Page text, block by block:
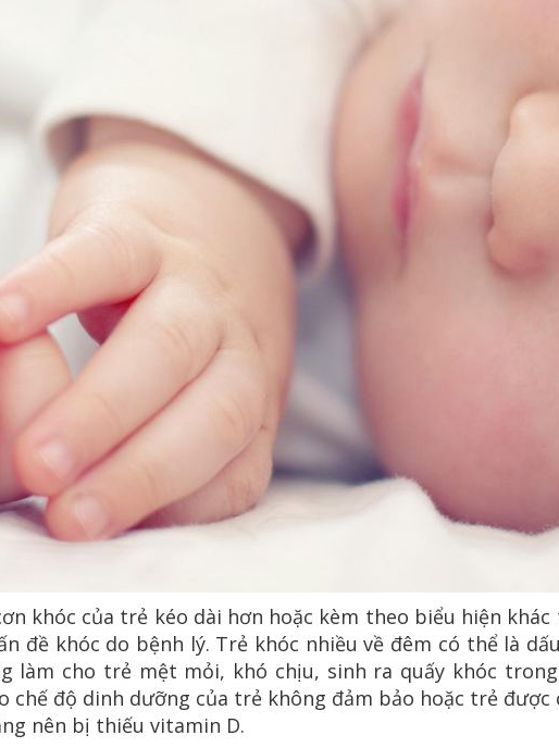
khóc của trẻ kéo dài hơn hoặc kèm theo biểu hiện
đề khóc do bệnh lý. Trẻ khóc nhiều về đêm có thể là
làm cho trẻ mệt mỏi, khó chịu, sinh ra quấy khóc
chế độ dinh dưỡng của trẻ không đảm bảo hoặc trẻ
nên bị thiếu vitamin D.